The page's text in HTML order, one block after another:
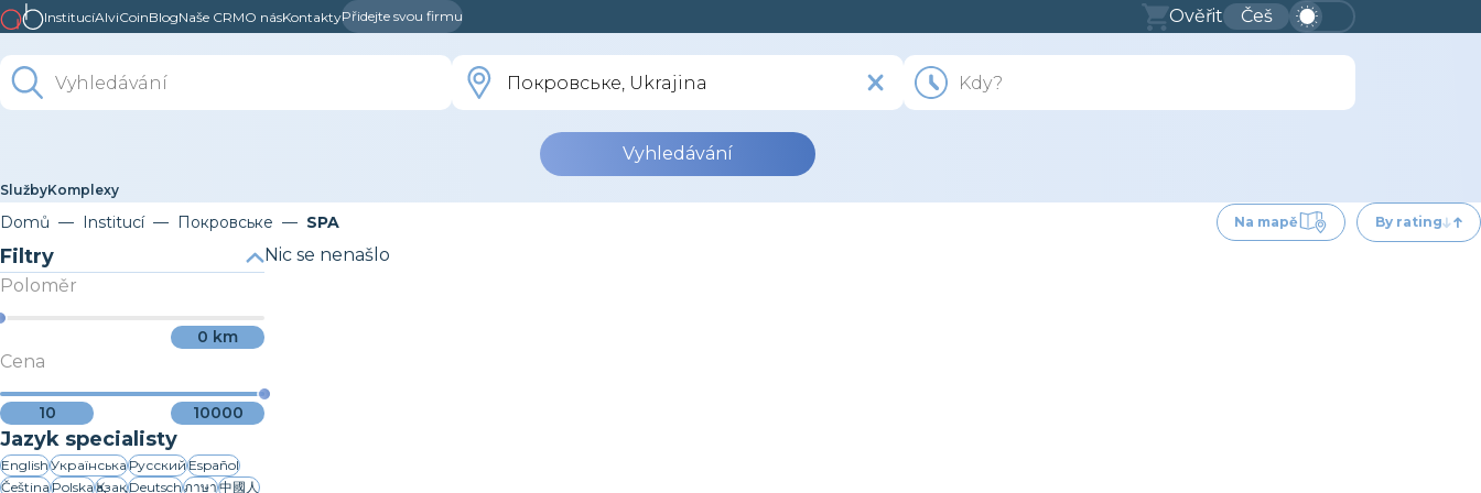
InstitucíAlviCoinBlogNaše CRMO násKontaktyPřidejte svou firmu Ověřit Češ
Vyhledávání
SlužbyKomplexy
Domů Institucí Покровське SPA Na mapě By rating
Filtry
Poloměr
0 km
Cena
10 10000
Jazyk specialisty
EnglishУкраїнськаРусскийEspañol
ČeštinaPolskaҚазақDeutschภาษา中國人
Nic se nenašlo